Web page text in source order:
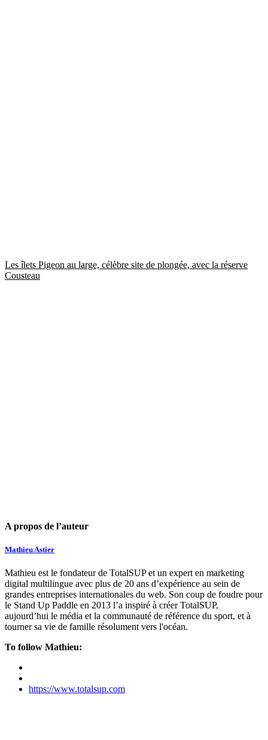
Les îlets Pigeon au large, célèbre site de plongée, avec la réserve
Cousteau
A propos de l’auteur
Mathieu Astier
Mathieu est le fondateur de TotalSUP et un expert en marketing
digital multilingue avec plus de 20 ans d’expérience au sein de
grandes entreprises internationales du web. Son coup de foudre pour
le Stand Up Paddle en 2013 l’a inspiré à créer TotalSUP,
aujourd’hui le média et la communauté de référence du sport, et à
tourner sa vie de famille résolument vers l'océan.
To follow Mathieu:
https://www.totalsup.com